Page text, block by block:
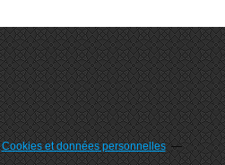
Cookies et données personnelles